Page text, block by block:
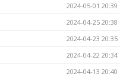
2024-05-01 20:39
2024-04-25 20:38
2024-04-23 20:35
2024-04-22 20:34
2024-04-13 20:40